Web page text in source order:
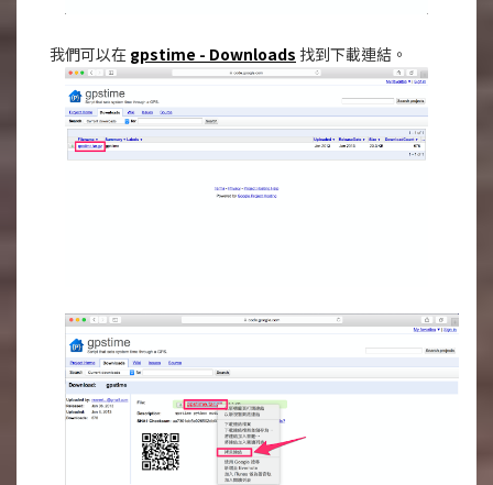
我們可以在 gpstime - Downloads 找到下載連結。